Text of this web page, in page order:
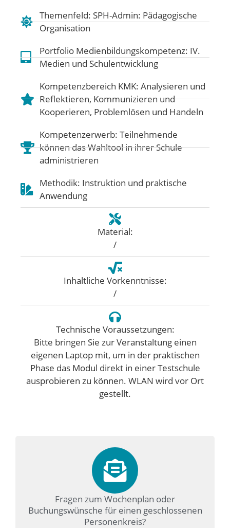
Themenfeld: SPH-Admin: Pädagogische
Organisation
Portfolio Medienbildungskompetenz: IV.
Medien und Schulentwicklung
Kompetenzbereich KMK: Analysieren und
Reflektieren,Kommunizieren und
Kooperieren, Problemlösen und Handeln
Kompetenzerwerb: Teilnehmende
können das Wahltool in ihrer Schule
administrieren
Methodik: Instruktion und praktische
Anwendung
Material:
/
Inhaltliche Vorkenntnisse:
/
Technische Voraussetzungen:
Bitte bringen Sie zur Veranstaltung einen
eigenen Laptop mit, um in der praktischen
Phase das Modul direkt in einer Testschule
ausprobieren zu können. WLAN wird vor Ort
gestellt.
Fragen zum Wochenplan oder
Buchungswünsche für einen geschlossenen
Personenkreis?